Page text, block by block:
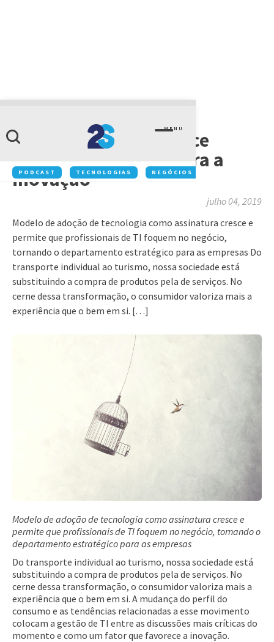
MENU
PODCAST TECNOLOGIAS NEGÓCIOS
Everything as a service
libera gestão de TI para a
inovação
julho 04, 2019
Modelo de adoção de tecnologia como assinatura cresce e
permite que profissionais de TI foquem no negócio,
tornando o departamento estratégico para as empresas Do
transporte individual ao turismo, nossa sociedade está
substituindo a compra de produtos pela de serviços. No
cerne dessa transformação, o consumidor valoriza mais a
experiência que o bem em si. […]
Modelo de adoção de tecnologia como assinatura cresce e
permite que profissionais de TI foquem no negócio, tornando o
departamento estratégico para as empresas
Do transporte individual ao turismo, nossa sociedade está
substituindo a compra de produtos pela de serviços. No
cerne dessa transformação, o consumidor valoriza mais a
experiência que o bem em si. A mudança do perfil do
consumo e as tendências relacionadas a esse movimento
colocam a gestão de TI entre as discussões mais críticas do
momento e como um fator que favorece a inovação.